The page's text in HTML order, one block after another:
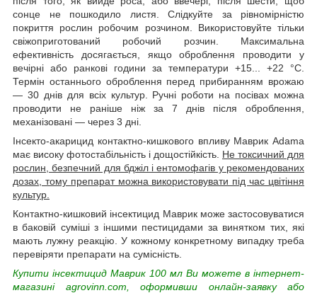
сонце не пошкодило листя. Слідкуйте за рівномірністю
покриття рослин робочим розчином. Використовуйте тільки
свіжоприготований робочий розчин. Максимальна
ефективність досягається, якщо оброблення проводити у
вечірні або ранкові години за температури +15... +22 °C.
Термін останнього оброблення перед прибиранням врожаю
— 30 днів для всіх культур. Ручні роботи на посівах можна
проводити не раніше ніж за 7 днів після оброблення,
механізовані — через 3 дні.
Інсекто-акарицид контактно-кишкового впливу Маврик Adama
має високу фотостабільність і дощостійкість. Не токсичний для
рослин, безпечний для бджіл і ентомофагів у рекомендованих
дозах, тому препарат можна використовувати під час цвітіння
культур.
Контактно-кишковий інсектицид Маврик може застосовуватися
в баковій суміші з іншими пестицидами за винятком тих, які
мають лужну реакцію. У кожному конкретному випадку треба
перевіряти препарати на сумісність.
Купити інсектицид Маврик 100 мл Ви можете в інтернет-
магазині agrovinn.com, оформивши онлайн-заявку або